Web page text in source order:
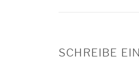
SCHREIBE